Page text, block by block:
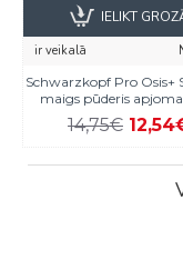
ir veikalā
Schwarzkopf Pro Osis+
maigs pūderis
14,75€
IELIKT